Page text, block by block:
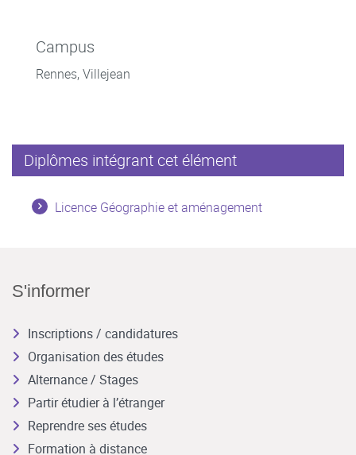
Campus
Rennes, Villejean
Diplômes intégrant cet élément
Licence Géographie et aménagement
S'informer
Inscriptions / candidatures
Organisation des études
Alternance / Stages
Partir étudier à l’étranger
Reprendre ses études
Formation à distance